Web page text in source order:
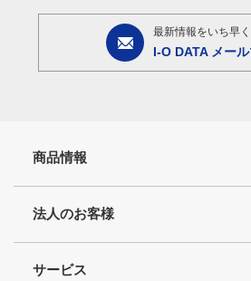
最新情報をいち早く
I-O DATA メー
商品情報
法人のお客様
サービス